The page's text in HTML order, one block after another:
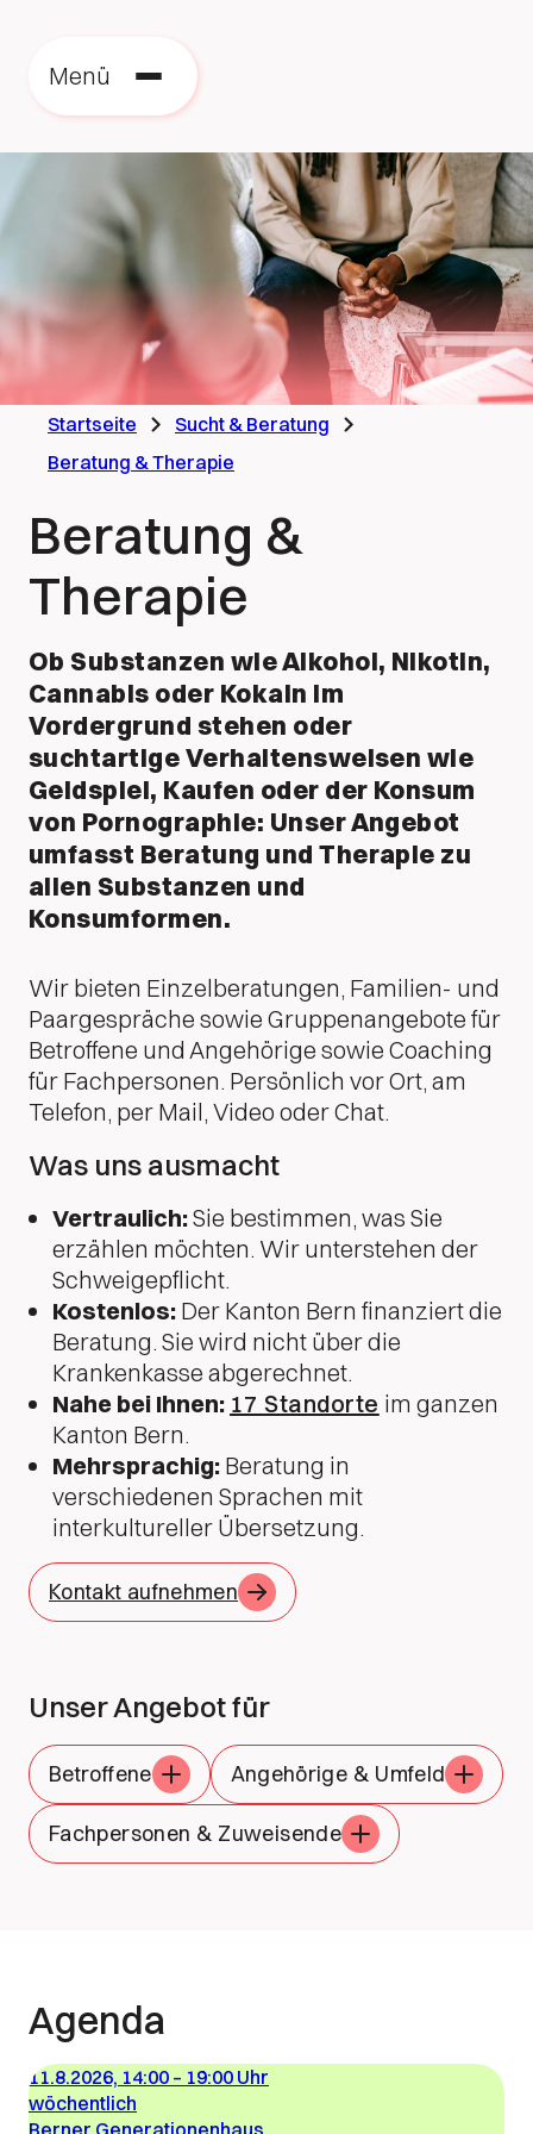
Menü
Startseite
Sucht & Beratung
Beratung & Therapie
Beratung &
Therapie
Ob Substanzen wie Alkohol, Nikotin,
Cannabis oder Kokain im
Vordergrund stehen oder
suchtartige Verhaltensweisen wie
Geldspiel, Kaufen oder der Konsum
von Pornographie: Unser Angebot
umfasst Beratung und Therapie zu
allen Substanzen und
Konsumformen.
Wir bieten Einzelberatungen, Familien- und
Paargespräche sowie Gruppenangebote für
Betroffene und Angehörige sowie Coaching
für Fachpersonen. Persönlich vor Ort, am
Telefon, per Mail, Video oder Chat.
Was uns ausmacht
Vertraulich:Sie bestimmen, was Sie
erzählen möchten. Wir unterstehen der
Schweigepflicht.
Kostenlos: Der Kanton Bern finanziert die
Beratung. Sie wird nicht über die
Krankenkasse abgerechnet.
Nahe bei Ihnen: 17 Standorte im ganzen
Kanton Bern.
Mehrsprachig: Beratung in
verschiedenen Sprachen mit
interkultureller Übersetzung.
Kontakt aufnehmen
Unser Angebot für
Betroffene Angehörige & Umfeld
Fachpersonen & Zuweisende
Agenda
11.8.2026, 14:00 – 19:00 Uhr
wöchentlich
Berner Generationenhaus